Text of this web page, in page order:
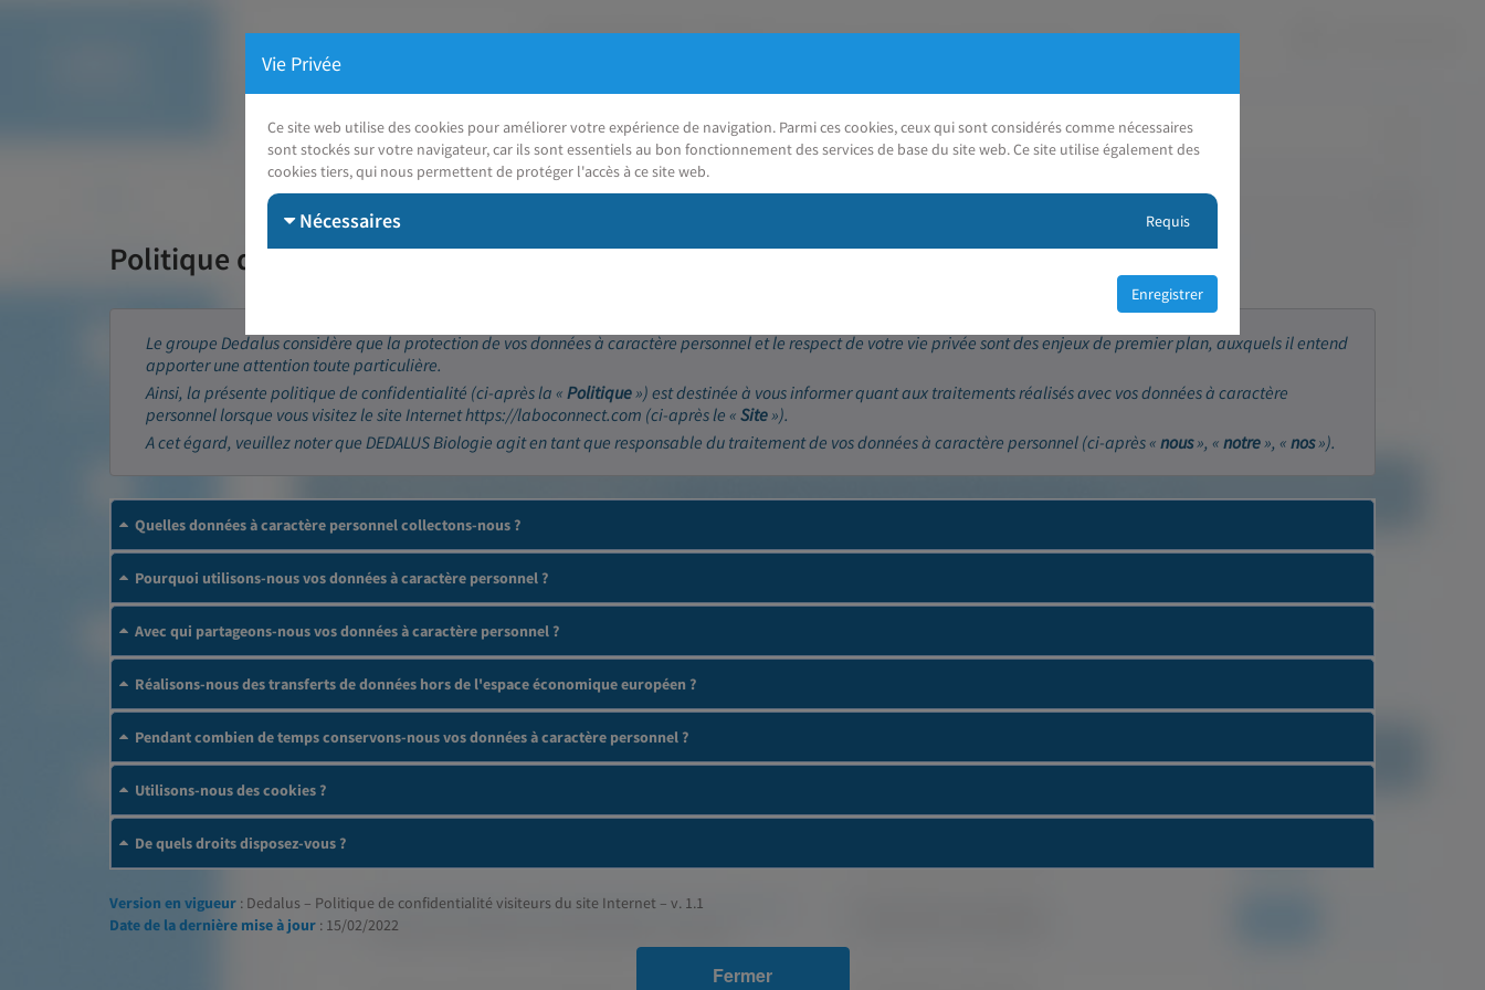
Politique de confidentialité (RGPD)
Le groupe Dedalus considère que la protection de vos données à caractère personnel et le respect de votre vie privée sont des enjeux de premier plan, auxquels il entend
apporter une attention toute particulière.
Ainsi, la présente politique de confidentialité (ci-après la « Politique») est destinée à vous informer quant aux traitements réalisés avec vos données à caractère
personnel lorsque vous visitez le site Internet https://laboconnect.com (ci-après le « Site»).
A cet égard, veuillez noter que DEDALUS Biologie agit en tant que responsable du traitement de vos données à caractère personnel (ci-après « nous», « notre», « nos»).
Quelles données à caractère personnel collectons-nous ?
Pourquoi utilisons-nous vos données à caractère personnel ?
Avec qui partageons-nous vos données à caractère personnel ?
Réalisons-nous des transferts de données hors de l'espace économique européen ?
Pendant combien de temps conservons-nous vos données à caractère personnel ?
Utilisons-nous des cookies ?
De quels droits disposez-vous ?
Version en vigueur : Dedalus – Politique de confidentialité visiteurs du site Internet – v. 1.1
Date de la dernière mise à jour : 15/02/2022
Fermer
Vie Privée
Ce site web utilise des cookies pour améliorer votre expérience de navigation. Parmi ces cookies, ceux qui sont considérés comme nécessaires
sont stockés sur votre navigateur, car ils sont essentiels au bon fonctionnement des services de base du site web. Ce site utilise également des
cookies tiers, qui nous permettent de protéger l'accès à ce site web.
Nécessaires Requis